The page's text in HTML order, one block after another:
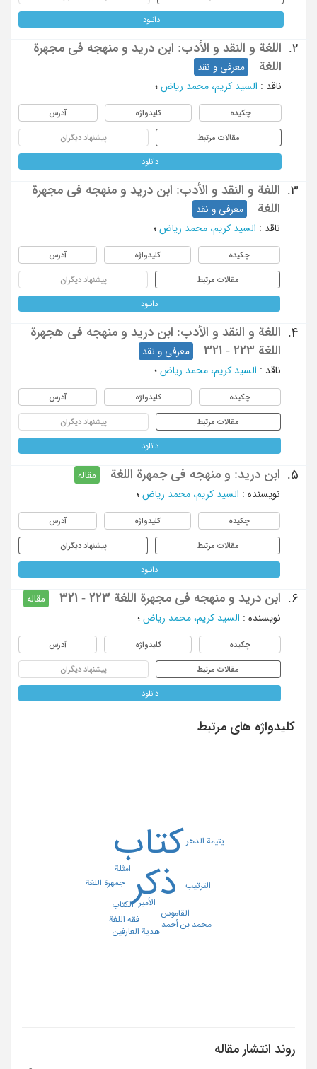
دانلود
2.
اللغة و النقد و الأدب: ابن درید و منهجه فی مجهرة
اللغة
معرفی و نقد
ناقد : السید کریم، محمد ریاض ؛
چکیده کلیدواژه آدرس
مقالات مرتبط پیشنهاد دیگران
دانلود
3.
اللغة و النقد و الأدب: ابن درید و منهجه فی مجهرة
اللغة
معرفی و نقد
ناقد : السید کریم، محمد ریاض ؛
چکیده کلیدواژه آدرس
مقالات مرتبط پیشنهاد دیگران
دانلود
4.
اللغة و النقد و الأدب: ابن درید و منهجه فی هجهرة
اللغة 223 - 321
معرفی و نقد
ناقد : السید کریم، محمد ریاض ؛
چکیده کلیدواژه آدرس
مقالات مرتبط پیشنهاد دیگران
دانلود
5. ابن درید: و منهجه فی جمهرة اللغة
مقاله
نویسنده : السید کریم، محمد ریاض ؛
چکیده کلیدواژه آدرس
مقالات مرتبط پیشنهاد دیگران
دانلود
6. ابن درید و منهجه فی مجهرة اللغة 223 - 321
مقاله
نویسنده : السید کریم، محمد ریاض ؛
چکیده کلیدواژه آدرس
مقالات مرتبط پیشنهاد دیگران
دانلود
کلیدواژه های مرتبط
ذکر
کتاب
الأمیر
الترتیب
القاموس
الکتاب
امثلة
جمهرة اللغة
فقه اللغة محمد بن أحمد
هدیة العارفین
یتیمة الدهر
روند انتشار مقاله